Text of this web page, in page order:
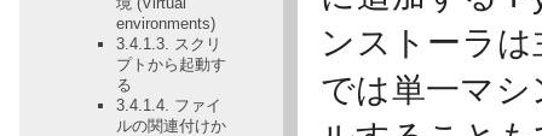
ンストーラ
では単一マ
environments)
3.4.1.3. スクリ
プトから起動す
る
3.4.1.4. ファイ
ルの関連付けか